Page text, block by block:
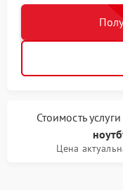
Стоимость
Цена